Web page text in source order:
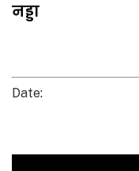
नड्डा
Date: